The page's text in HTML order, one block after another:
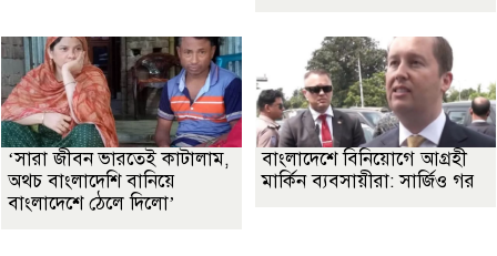
‘সারা জীবন ভারতেই কাটালাম,
অথচ বাংলাদেশি বানিয়ে
বাংলাদেশে ঠেলে দিলো’
বাংলাদেশে বিনিয়োগে আগ্রহী
মার্কিন ব্যবসায়ীরা: সার্জিও গর